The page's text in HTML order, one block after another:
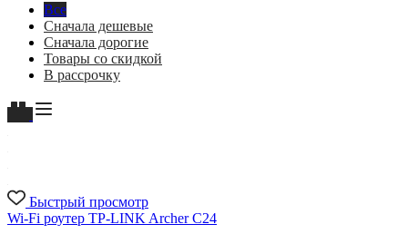
Все
Сначала дешевые
Сначала дорогие
Товары со скидкой
В рассрочку
Быстрый просмотр
Wi-Fi роутер TP-LINK Archer C24